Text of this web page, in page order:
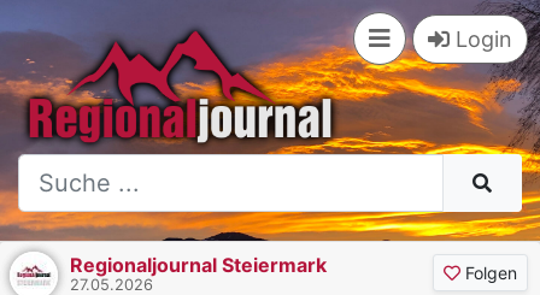
Login
Regionaljournal Steiermark
27.05.2026
Folgen